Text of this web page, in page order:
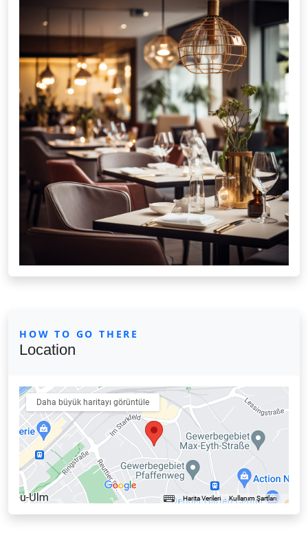
HOW TO GO THERE
Location